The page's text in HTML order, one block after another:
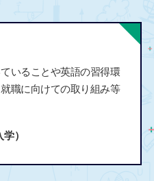
いることや英語の習得環
職に向けての取り組み等
）